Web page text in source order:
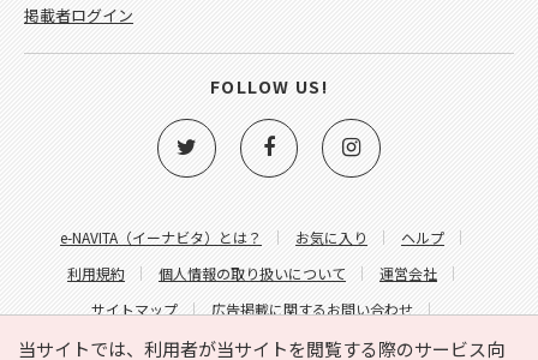
当サイトでは、利用者が当サイトを閲覧する際のサービス向
e-NAVITA（イーナビタ）とは？ お気に入り
ヘルプ
利用規約
個人情報の取り扱いについて
運営会社
サイトマップ
広告掲載に関するお問い合わせ
サイトの内容に関するお問い合わせ
掲載者ログイン
FOLLOW US!